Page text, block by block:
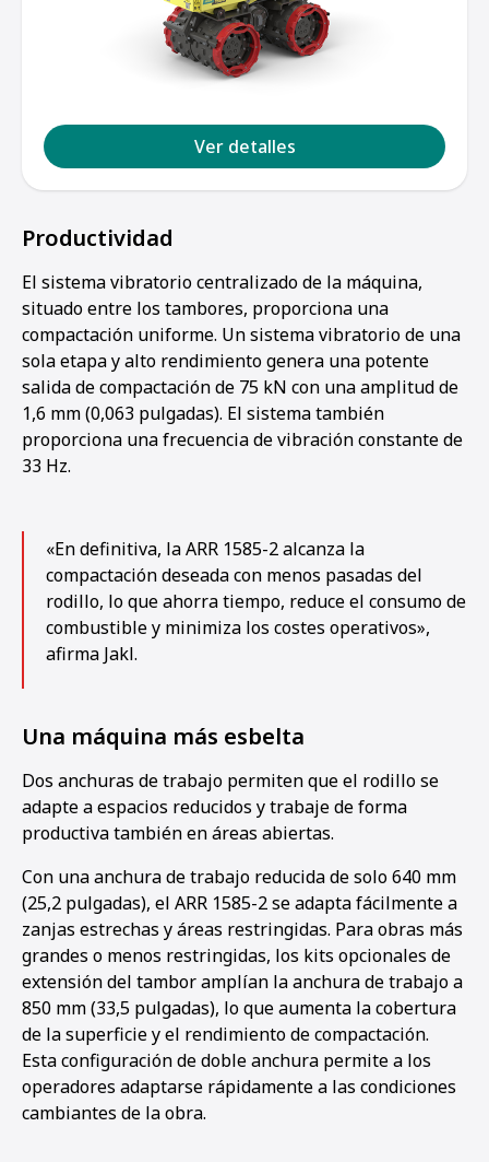
Ver detalles
Productividad
El sistema vibratorio centralizado de la máquina,
situado entre los tambores, proporciona una
compactación uniforme. Un sistema vibratorio de una
sola etapa y alto rendimiento genera una potente
salida de compactación de 75 kN con una amplitud de
1,6 mm (0,063 pulgadas). El sistema también
proporciona una frecuencia de vibración constante de
33 Hz.
«En definitiva, la ARR 1585-2 alcanza la
compactación deseada con menos pasadas del
rodillo, lo que ahorra tiempo, reduce el consumo de
combustible y minimiza los costes operativos»,
afirma Jakl.
Una máquina más esbelta
Dos anchuras de trabajo permiten que el rodillo se
adapte a espacios reducidos y trabaje de forma
productiva también en áreas abiertas.
Con una anchura de trabajo reducida de solo 640 mm
(25,2 pulgadas), el ARR 1585-2 se adapta fácilmente a
zanjas estrechas y áreas restringidas. Para obras más
grandes o menos restringidas, los kits opcionales de
extensión del tambor amplían la anchura de trabajo a
850 mm (33,5 pulgadas), lo que aumenta la cobertura
de la superficie y el rendimiento de compactación.
Esta configuración de doble anchura permite a los
operadores adaptarse rápidamente a las condiciones
cambiantes de la obra.